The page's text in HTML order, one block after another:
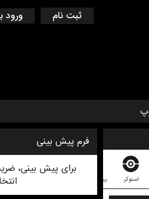
ثبت نام ورود
اسنوکر پینگ پونگ دارت
فرم پیش بینی
برای پیش بینی،